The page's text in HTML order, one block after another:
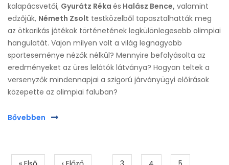
kalapácsvetői, Gyurátz Réka és Halász Bence, valamint
edzőjük, Németh Zsolt testközelből tapasztalhatták meg
az ötkarikás játékok történetének legkülönlegesebb olimpiai
hangulatát. Vajon milyen volt a világ legnagyobb
sporteseménye nézők nélkül? Mennyire befolyásolta az
eredményeket az üres lelátók látványa? Hogyan teltek a
versenyzők mindennapjai a szigorú járványügyi előírások
közepette az olimpiai faluban?
Bővebben